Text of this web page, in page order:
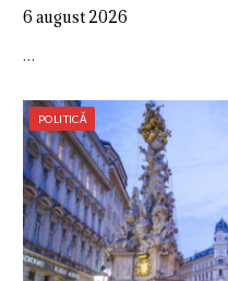
6 august 2026
…
POLITICĂ